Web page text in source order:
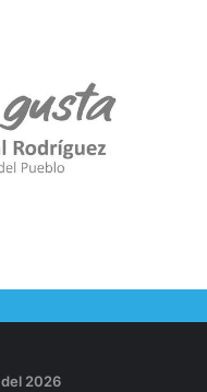
2026